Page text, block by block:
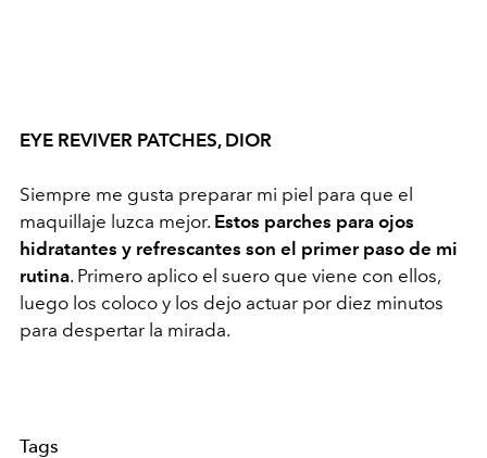
EYE REVIVER PATCHES, DIOR
Siempre me gusta preparar mi piel para que el
maquillaje luzca mejor. Estos parches para ojos
hidratantes y refrescantes son el primer paso de mi
rutina. Primero aplico el suero que viene con ellos,
luego los coloco y los dejo actuar por diez minutos
para despertar la mirada.
Tags